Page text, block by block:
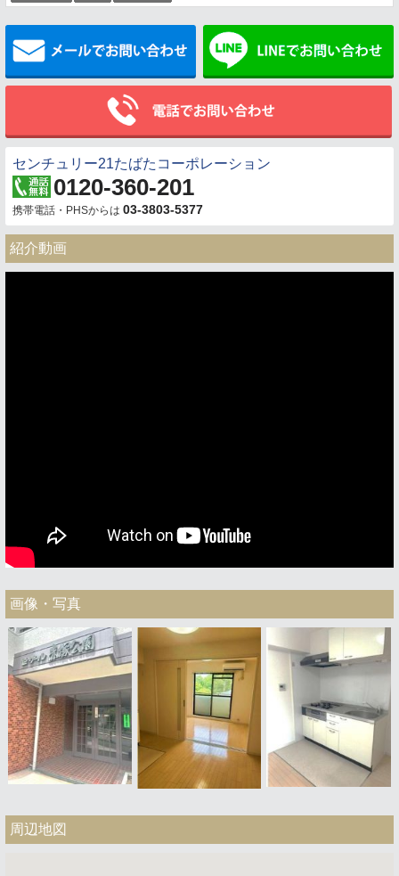
メールでお問い合わせ
センチュリー21たばたコーポレーション
0120-360-201
携帯電話・PHSからは 03-3803-5377
紹介動画
画像・写真
周辺地図